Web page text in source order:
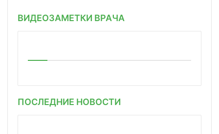
ВИДЕОЗАМЕТКИ ВРАЧА
ПОСЛЕДНИЕ НОВОСТИ